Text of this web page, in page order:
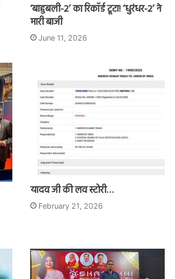
‘बाहुबली-2’ का रिकॉर्ड टूटा! ‘धुरंधर-2’ ने
मारी बाजी
June 11, 2026
यादव जी की लव स्टोरी…
February 21, 2026